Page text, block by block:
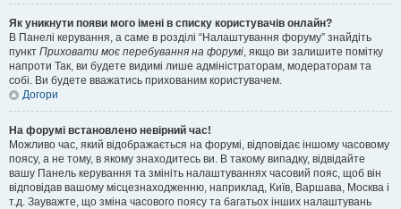
Як уникнути появи мого імені в списку користувачів онлайн?
В Панелі керування, а саме в розділі “Налаштування форуму” знайдіть
пункт Приховати моє перебування на форумі, якщо ви залишите помітку
напроти Так, ви будете видимі лише адміністраторам, модераторам та
собі. Ви будете вважатись прихованим користувачем.
Догори
На форумі встановлено невірний час!
Можливо час, який відображається на форумі, відповідає іншому часовому
поясу, а не тому, в якому знаходитесь ви. В такому випадку, відвідайте
вашу Панель керування та змініть налаштуваннях часовий пояс, щоб він
відповідав вашому місцезнаходженню, наприклад, Київ, Варшава, Москва і
т.д. Зауважте, що зміна часового поясу та багатьох інших налаштувань